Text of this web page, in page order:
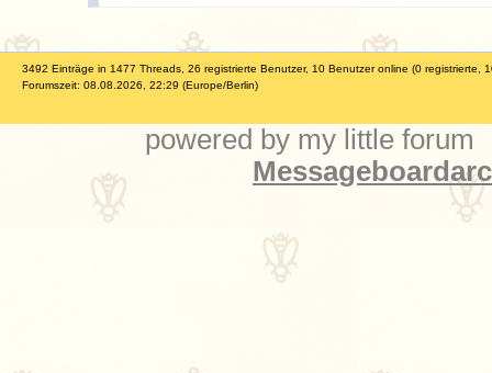
3492 Einträge in 1477 Threads, 26 registrierte Benutzer, 10 Benutzer online (0 registrierte,
Forumszeit: 08.08.2026, 22:29 (Europe/Berlin)
powered by my little forum